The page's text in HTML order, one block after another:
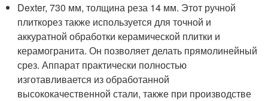
Dexter, 730 мм, толщина реза 14 мм. Этот ручной
плиткорез также используется для точной и
аккуратной обработки керамической плитки и
керамогранита. Он позволяет делать прямолинейный
срез. Аппарат практически полностью
изготавливается из обработанной
высококачественной стали, также при производстве